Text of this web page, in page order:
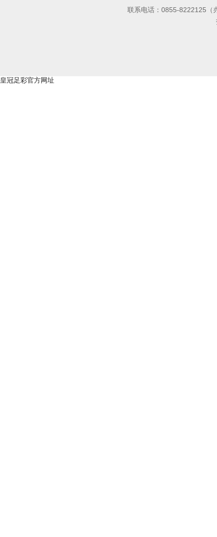
联系电话：0855-8222125（
皇冠足彩官方网址